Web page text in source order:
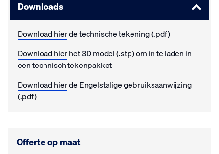
Downloads
Download hierde technische tekening (.pdf)
Download hierhet 3D model (.stp) om in te laden in
een technisch tekenpakket
Download hierde Engelstalige gebruiksaanwijzing
(.pdf)
Offerte op maat